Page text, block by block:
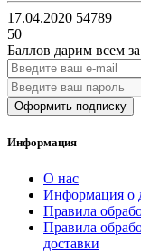
17.04.2020 54789
50
Баллов дарим всем
Оформить подписку
Информация
О нас
Информация о
Правила
Правила
доставки